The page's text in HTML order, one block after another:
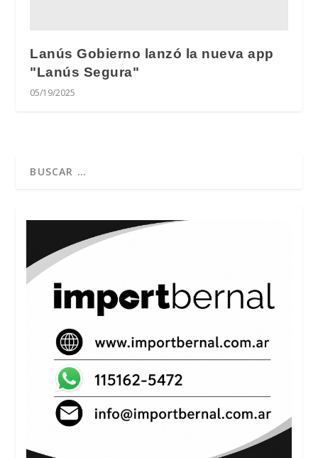
Lanús Gobierno lanzó la nueva app
"Lanús Segura"
05/19/2025